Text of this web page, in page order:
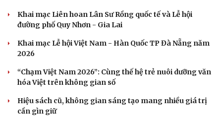
Doanh nghiệp
Thông tin doanh nghiệp
Doanh nghiệp 24h
Doanh nhân
Vì cộng đồng
Công nghệ
Sành điệu
Tin Công nghệ
Trải nghiệm
Khai mạc Liên hoan Lân Sư Rồng quốc tế và Lễ hội
đường phố Quy Nhơn - Gia Lai
Khai mạc Lễ hội Việt Nam - Hàn Quốc TP Đà Nẵng năm
2026
“Chạm Việt Nam 2026”: Cùng thế hệ trẻ nuôi dưỡng văn
hóa Việt trên không gian số
Hiệu sách cũ, không gian sáng tạo mang nhiều giá trị
cần gìn giữ